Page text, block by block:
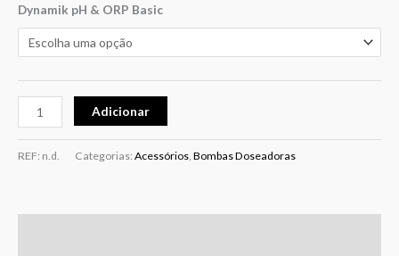
Dynamik pH & ORP Basic
Adicionar
REF: n.d. Categorias: Acessórios Bombas Doseadoras